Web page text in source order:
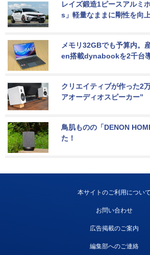
レイズ鍛造1ピースアルミ
s」軽量なままに剛性を向
メモリ32GBでも予算内。
en搭載dynabookを2千台
クリエイティブが作った2
アオーディオスピーカー”
鳥肌ものの「DENON
た！
本サイトのご利用について
お問い合わせ
広告掲載のご案内
編集部へのご連絡